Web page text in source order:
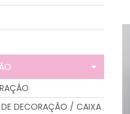
DECORAÇÃO / CAIXA